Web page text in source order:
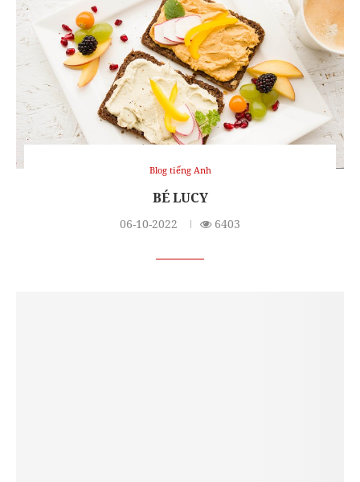
Blog tiếng Anh
BÉ LUCY
06-10-2022 6403